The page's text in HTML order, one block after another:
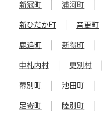
新冠町 浦河町
新ひだか町 音更町
鹿追町 新得町
中札内村 更別村
幕別町 池田町
足寄町 陸別町